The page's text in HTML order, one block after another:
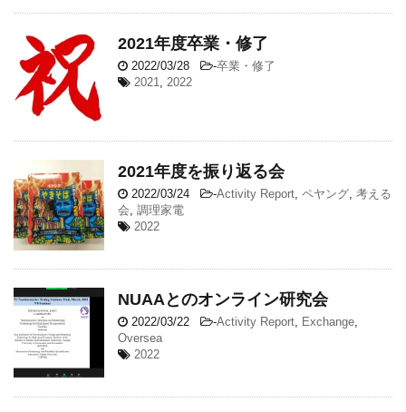
2021年度卒業・修了
2022/03/28 -卒業・修了
2021, 2022
2021年度を振り返る会
2022/03/24 -Activity Report, ペヤング, 考える
会, 調理家電
2022
NUAAとのオンライン研究会
2022/03/22 -Activity Report, Exchange,
Oversea
2022